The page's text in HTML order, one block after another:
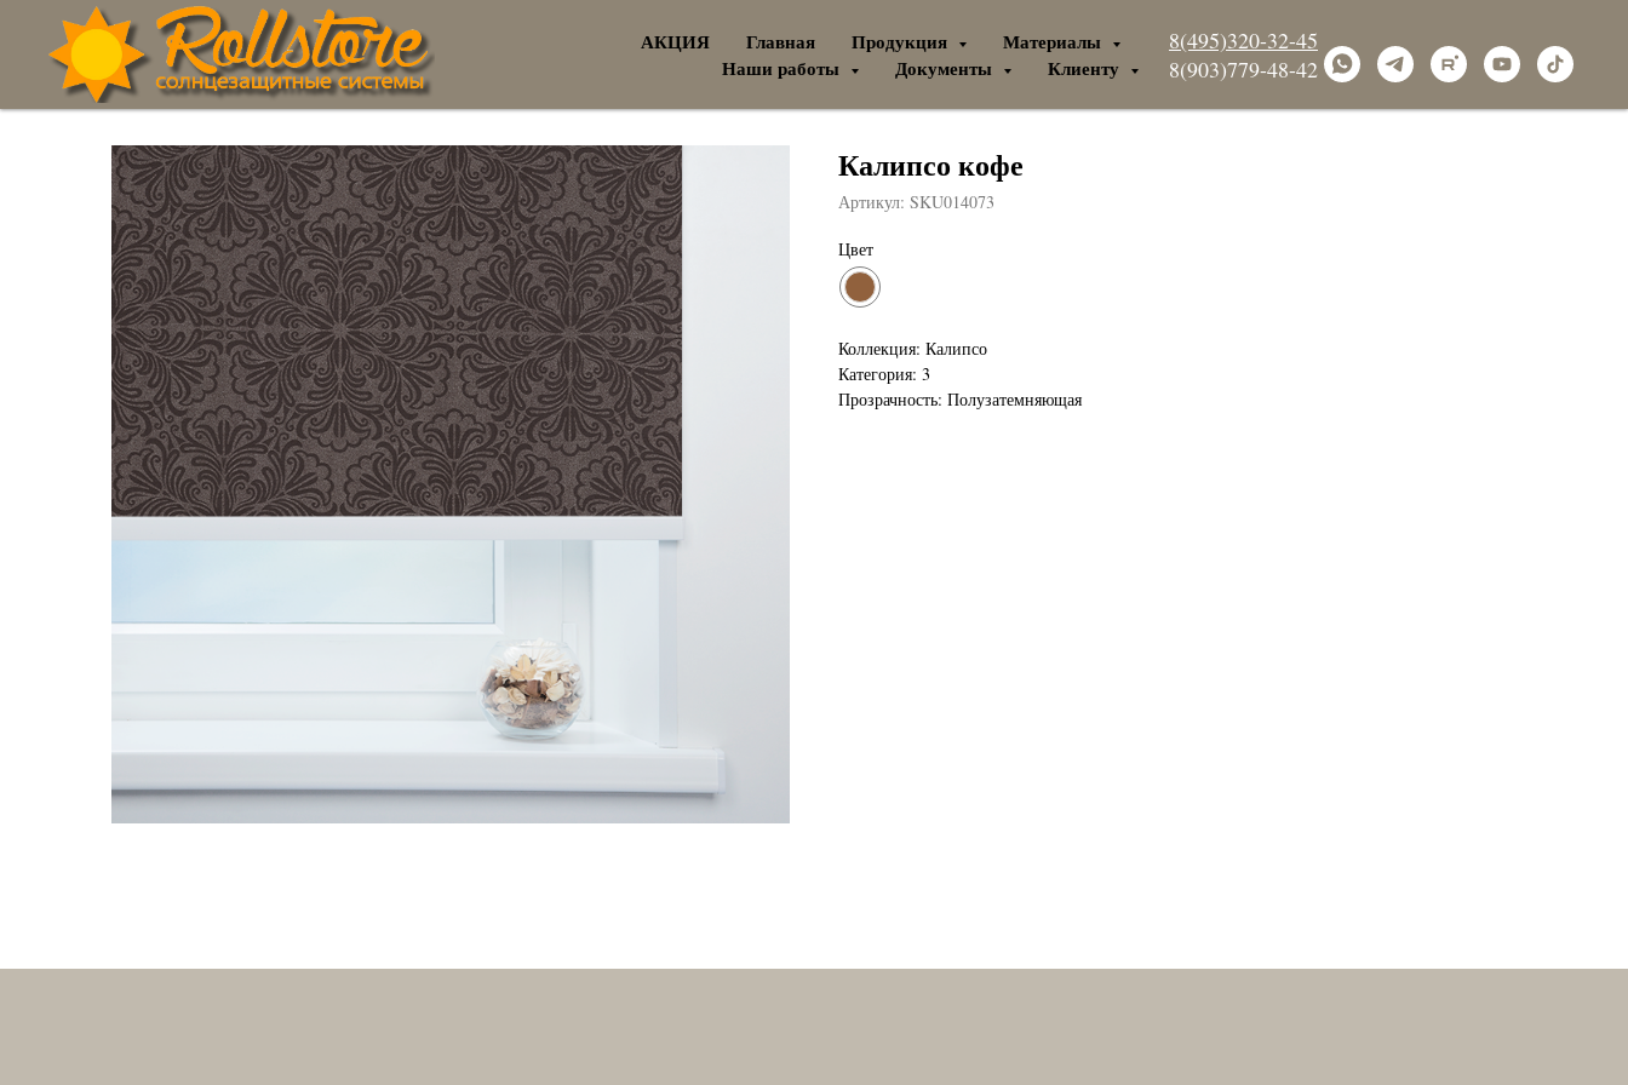
АКЦИЯ Главная Продукция
Материалы
Наши работы
Документы Клиенту
8(495)320-32-45
8(903)779-48-42
Калипсо кофе
Артикул: SKU014073
Цвет
Коллекция: Калипсо
Категория: 3
Прозрачность: Полузатемняющая